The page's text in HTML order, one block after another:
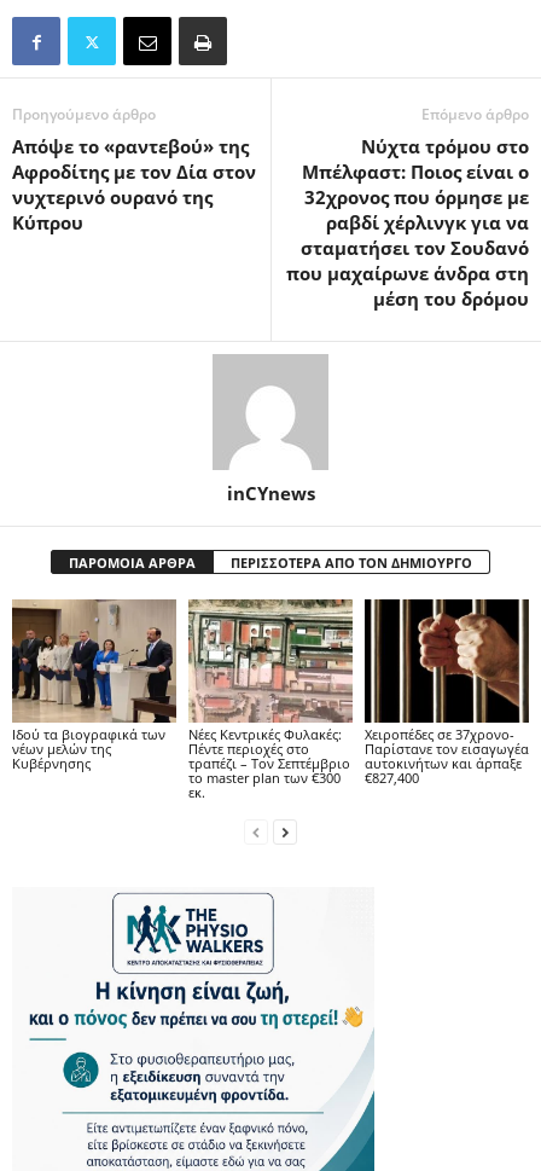
Προηγούμενο άρθρο
Απόψε το «ραντεβού» της
Αφροδίτης με τον Δία στον
νυχτερινό ουρανό της
Κύπρου
Επόμενο άρθρο
Νύχτα τρόμου στο
Μπέλφαστ: Ποιος είναι ο
32χρονος που όρμησε με
ραβδί χέρλινγκ για να
σταματήσει τον Σουδανό
που μαχαίρωνε άνδρα στη
μέση του δρόμου
inCYnews
ΠΑΡΟΜΟΙΑ ΑΡΘΡΑ ΠΕΡΙΣΣΟΤΕΡΑ ΑΠΟ ΤΟΝ ΔΗΜΙΟΥΡΓΟ
Ιδού τα βιογραφικά των
νέων μελών της
Κυβέρνησης
Νέες Κεντρικές Φυλακές:
Πέντε περιοχές στο
τραπέζι – Τον Σεπτέμβριο
το master plan των €300
εκ.
Χειροπέδες σε 37χρονο-
Παρίστανε τον εισαγωγέα
αυτοκινήτων και άρπαξε
€827,400